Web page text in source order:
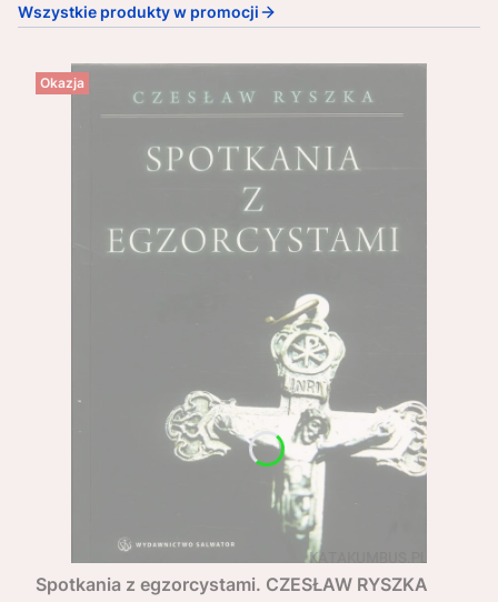
Wszystkie produkty w promocji
Okazja
Spotkania z egzorcystami. CZESŁAW RYSZKA